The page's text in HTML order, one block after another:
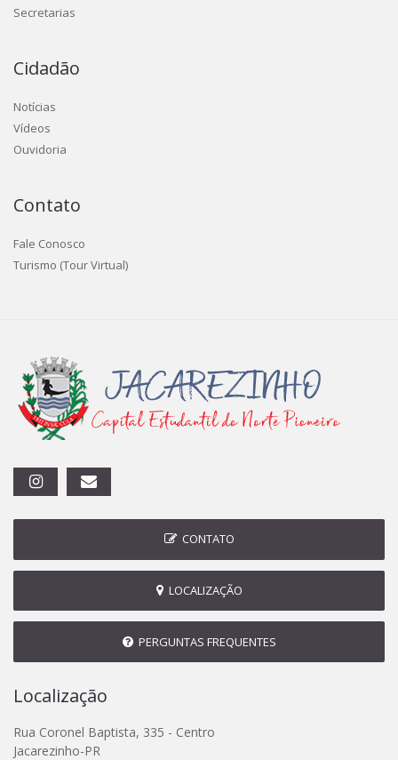
Secretarias
Cidadão
Notícias
Vídeos
Ouvidoria
Contato
Fale Conosco
Turismo (Tour Virtual)
CONTATO
LOCALIZAÇÃO
PERGUNTAS FREQUENTES
Localização
Rua Coronel Baptista, 335 - Centro
Jacarezinho-PR